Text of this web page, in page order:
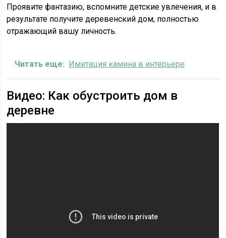
Проявите фантазию, вспомните детские увлечения, и в
результате получите деревенский дом, полностью
отражающий вашу личность.
Читать еще: Имитация камина в интерьере
Видео: Как обустроить дом в
деревне